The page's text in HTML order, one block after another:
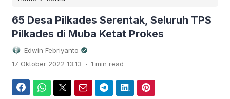
65 Desa Pilkades Serentak, Seluruh TPS
Pilkades di Muba Ketat Prokes
Edwin Febriyanto
17 Oktober 2022 13:13 . 1 min read